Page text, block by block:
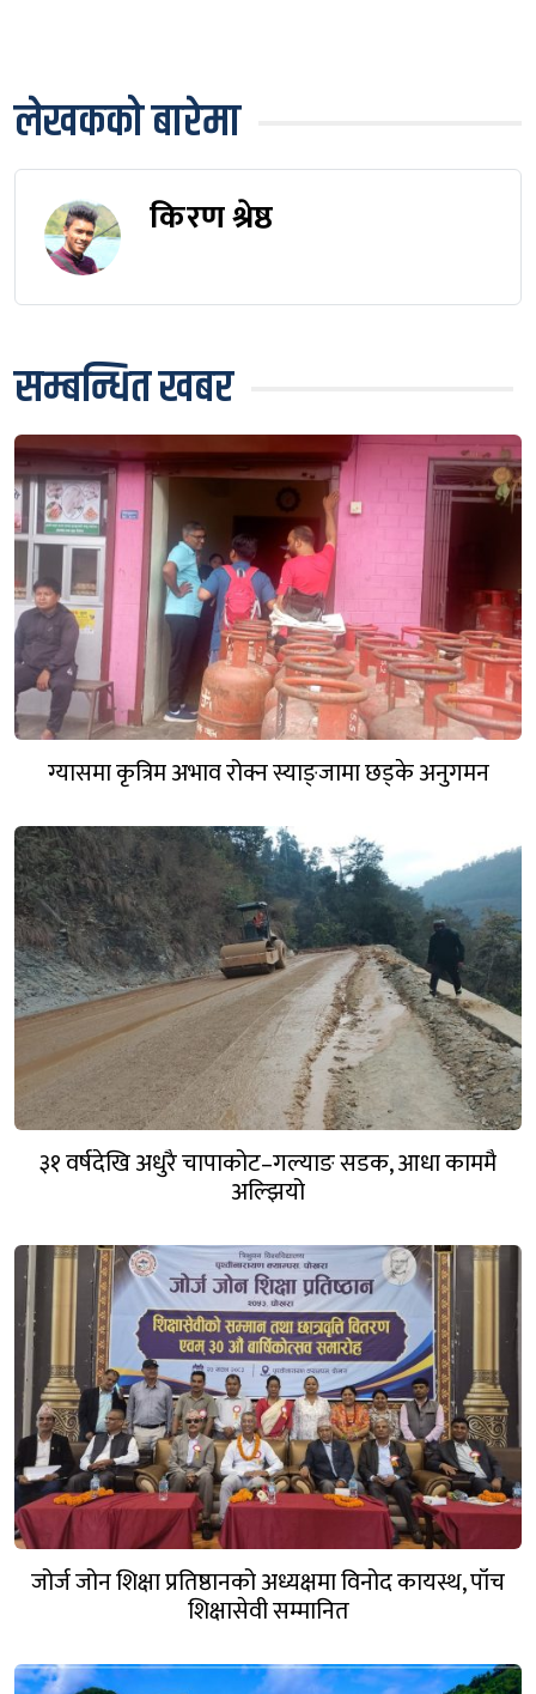
लेखकको बारेमा
किरण श्रेष्ठ
सम्बन्धित खबर
ग्यासमा कृत्रिम अभाव रोक्न स्याङ्जामा छड्के अनुगमन
३१ वर्षदेखि अधुरै चापाकोट–गल्याङ सडक, आधा काममै
अल्झियो
जोर्ज जोन शिक्षा प्रतिष्ठानको अध्यक्षमा विनोद कायस्थ, पाँच
शिक्षासेवी सम्मानित